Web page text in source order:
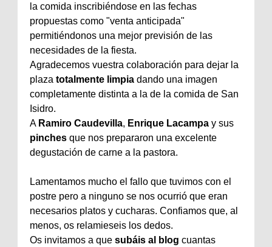
la comida inscribiéndose en las fechas
propuestas como "venta anticipada"
permitiéndonos una mejor previsión de las
necesidades de la fiesta.
Agradecemos vuestra colaboración para dejar la
plaza totalmente limpia dando una imagen
completamente distinta a la de la comida de San
Isidro.
A Ramiro Caudevilla, Enrique Lacampa y sus
pinches que nos prepararon una excelente
degustación de carne a la pastora.
Lamentamos mucho el fallo que tuvimos con el
postre pero a ninguno se nos ocurrió que eran
necesarios platos y cucharas. Confiamos que, al
menos, os relamieseis los dedos.
Os invitamos a que subáis al blog cuantas